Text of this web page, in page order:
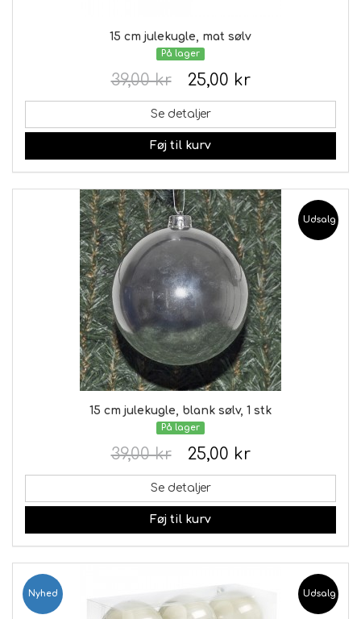
15 cm julekugle, mat sølv
På lager
25,00 kr
39,00 kr
Se detaljer
Føj til kurv
Udsalg
15 cm julekugle, blank sølv, 1 stk
På lager
25,00 kr
39,00 kr
Se detaljer
Føj til kurv
Nyhed Udsalg